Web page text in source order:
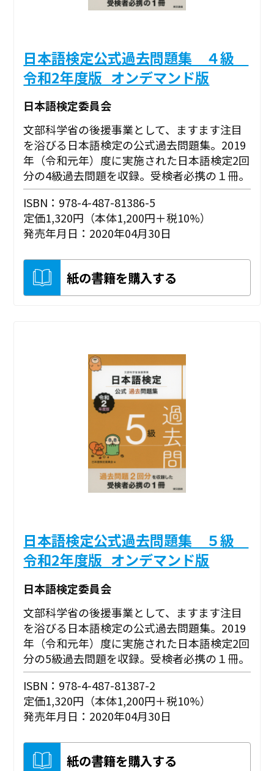
日本語検定公式過去問題集 ４級
令和2年度版_オンデマンド版
日本語検定委員会
文部科学省の後援事業として、ますます注目
を浴びる日本語検定の公式過去問題集。2019
年（令和元年）度に実施された日本語検定2回
分の4級過去問題を収録。受検者必携の１冊。
ISBN：978-4-487-81386-5
定価1,320円（本体1,200円＋税10%）
発売年月日：2020年04月30日
紙の書籍を購入する
日本語検定公式過去問題集 ５級
令和2年度版_オンデマンド版
日本語検定委員会
文部科学省の後援事業として、ますます注目
を浴びる日本語検定の公式過去問題集。2019
年（令和元年）度に実施された日本語検定2回
分の5級過去問題を収録。受検者必携の１冊。
ISBN：978-4-487-81387-2
定価1,320円（本体1,200円＋税10%）
発売年月日：2020年04月30日
紙の書籍を購入する